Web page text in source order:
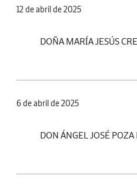
12 de abril de 2025
DOÑA MARÍA JESÚS
6 de abril de 2025
DON ÁNGEL JOSÉ